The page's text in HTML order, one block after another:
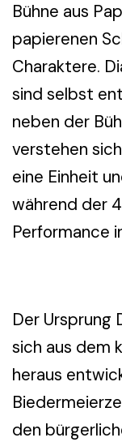
Bühne aus
papierenen
Charaktere.
sind selbst
neben der
verstehen
eine Einheit
während der
Performance
Der Ursprung
sich aus dem
heraus
den